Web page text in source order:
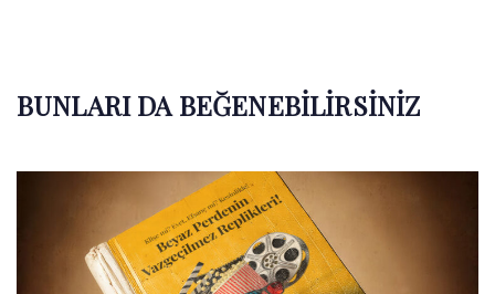
BUNLARI DA BEĞENEBILIRSINIZ